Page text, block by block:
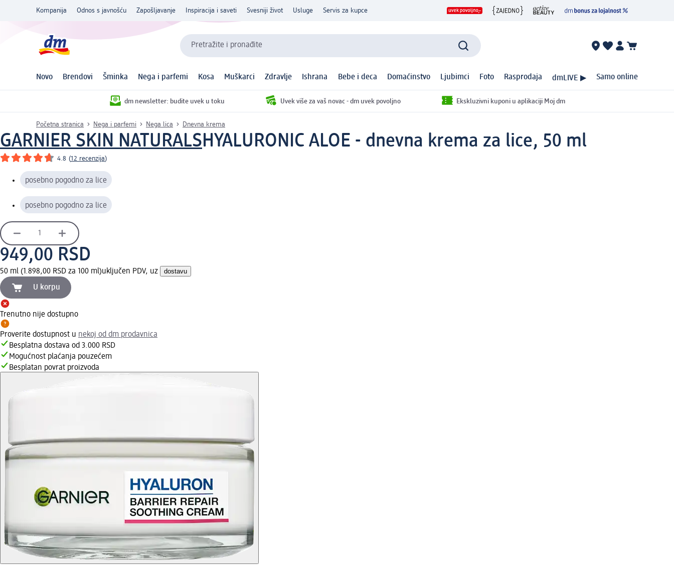
Kompanija Odnos s javnošću Zapošljavanje Inspiracija i saveti Svesniji život Usluge Servis za kupce
Pretražite i pronađite
Novo Brendovi Šminka Nega i parfemi Kosa Muškarci Zdravlje Ishrana Bebe i deca Domaćinstvo Ljubimci Foto Rasprodaja dmLIVE ▶ Samo online
dm newsletter: budite uvek u toku Uvek više za vaš novac - dm uvek povoljno Ekskluzivni kuponi u aplikaciji Moj dm
Početna stranica Nega i parfemi Nega lica Dnevna krema
GARNIER SKIN NATURALSHYALURONIC ALOE - dnevna krema za lice, 50 ml
4.8 (12 recenzija)
posebno pogodno za lice
posebno pogodno za lice
949,00 RSD
50 ml (1.898,00 RSD za 100 ml)uključen PDV, uz dostavu
U korpu
Trenutno nije dostupno
Proverite dostupnost u nekoj od dm prodavnica
Besplatna dostava od 3.000 RSD
Mogućnost plaćanja pouzećem
Besplatan povrat proizvoda